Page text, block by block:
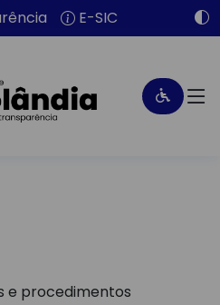
E-SIC
e procedimentos